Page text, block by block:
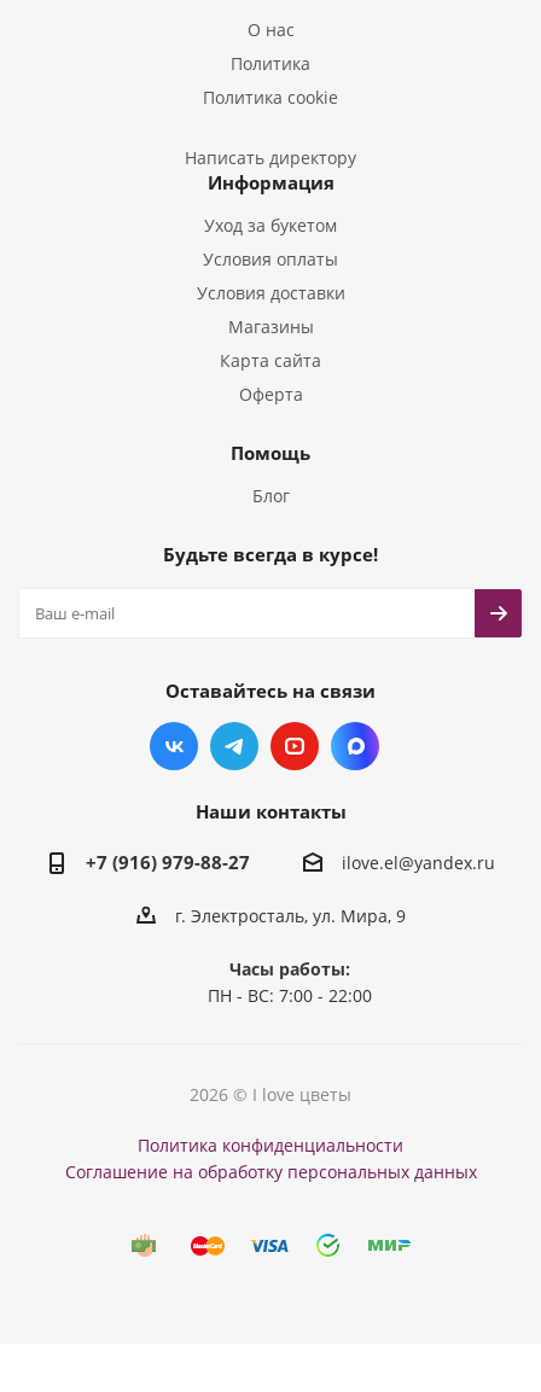
Букеты из Эустом
Букеты из Гладиолусов
Букеты из Тюльпанов
О нас
Политика
Политика cookie
Написать директору
Информация
Уход за букетом
Условия оплаты
Условия доставки
Магазины
Карта сайта
Оферта
Помощь
Блог
Будьте всегда в курсе!
Оставайтесь на связи
Наши контакты
+7 (916) 979-88-27 ilove.el@yandex.ru
г. Электросталь, ул. Мира, 9
Часы работы:
ПН - ВС: 7:00 - 22:00
2026 © I love цветы
Политика конфиденциальности
Соглашение на обработку персональных данных